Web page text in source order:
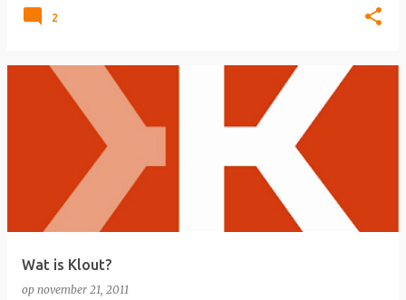
2
Wat is Klout?
op november 21, 2011